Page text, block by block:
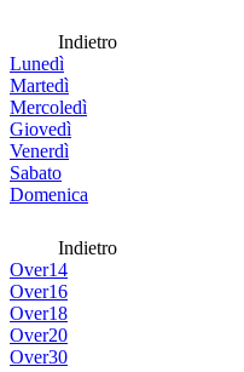
Indietro
Lunedì
Martedì
Mercoledì
Giovedì
Venerdì
Sabato
Domenica
Indietro
Over14
Over16
Over18
Over20
Over30